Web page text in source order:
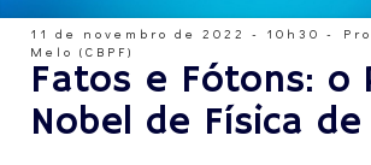
11 de novembro de 2022 - 10h30 -
Melo (CBPF)
Fatos e Fótons: o
Nobel de Física